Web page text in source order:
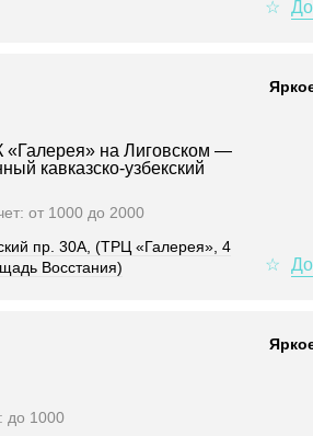
на Лиговском —
кавказско-узбекский
от 1000 до 2000
пр. 30А, (ТРЦ «Галерея», 4
Восстания)
до 1000